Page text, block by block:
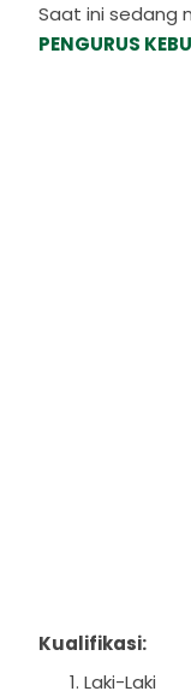
Saat ini sedang
PENGURUS
Kualifikasi:
Laki-Laki